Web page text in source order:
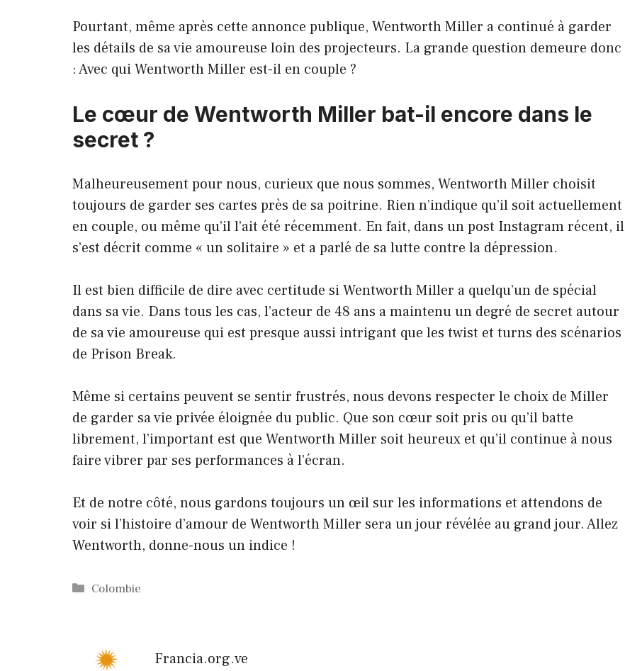
Pourtant, même après cette annonce publique, Wentworth Miller a continué à garder
les détails de sa vie amoureuse loin des projecteurs. La grande question demeure donc
: Avec qui Wentworth Miller est-il en couple ?
Le cœur de Wentworth Miller bat-il encore dans le
secret ?
Malheureusement pour nous, curieux que nous sommes, Wentworth Miller choisit
toujours de garder ses cartes près de sa poitrine. Rien n’indique qu’il soit actuellement
en couple, ou même qu’il l’ait été récemment. En fait, dans un post Instagram récent, il
s’est décrit comme « un solitaire » et a parlé de sa lutte contre la dépression.
Il est bien difficile de dire avec certitude si Wentworth Miller a quelqu’un de spécial
dans sa vie. Dans tous les cas, l’acteur de 48 ans a maintenu un degré de secret autour
de sa vie amoureuse qui est presque aussi intrigant que les twist et turns des scénarios
de Prison Break.
Même si certains peuvent se sentir frustrés, nous devons respecter le choix de Miller
de garder sa vie privée éloignée du public. Que son cœur soit pris ou qu’il batte
librement, l’important est que Wentworth Miller soit heureux et qu’il continue à nous
faire vibrer par ses performances à l’écran.
Et de notre côté, nous gardons toujours un œil sur les informations et attendons de
voir si l’histoire d’amour de Wentworth Miller sera un jour révélée au grand jour. Allez
Wentworth, donne-nous un indice !
Catégories
Colombie
Francia.org.ve